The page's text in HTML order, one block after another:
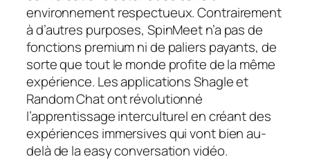
environnement respectueux. Contrairement
à d’autres purposes, SpinMeet n’a pas de
fonctions premium ni de paliers payants, de
sorte que tout le monde profite de la même
expérience. Les applications Shagle et
Random Chat ont révolutionné
l’apprentissage interculturel en créant des
expériences immersives qui vont bien au-
delà de la easy conversation vidéo.